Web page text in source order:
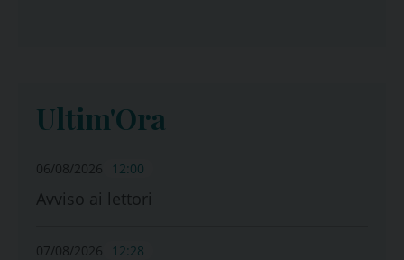
Ultim'Ora
06/08/2026 12:00
Avviso ai lettori
07/08/2026 12:28